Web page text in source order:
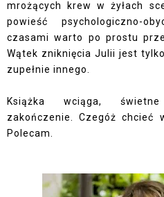
mrożących krew w żyłach
powieść psychologiczno-
czasami warto po prostu
Wątek zniknięcia Julii jest
zupełnie innego.
Książka wciąga,
zakończenie. Czegóż chcieć
Polecam.